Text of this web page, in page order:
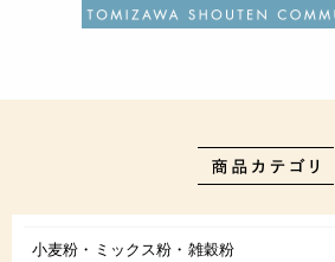
小麦粉・ミックス粉・雑穀粉